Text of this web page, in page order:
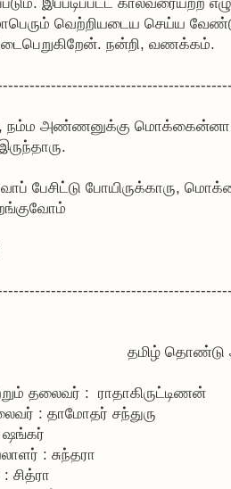
வெற்றியடைய செய்ய
நன்றி, வணக்கம்.
நம்ம அண்ணனுக்கு மொக்கைன்னா
பேசிட்டு போயிருக்காரு,
தொண்டு
தலைவர் : ராதாகிருட்டிணன்
: தாமோதர் சந்துரு
ஷங்கர்
: சுந்தரா
சித்ரா